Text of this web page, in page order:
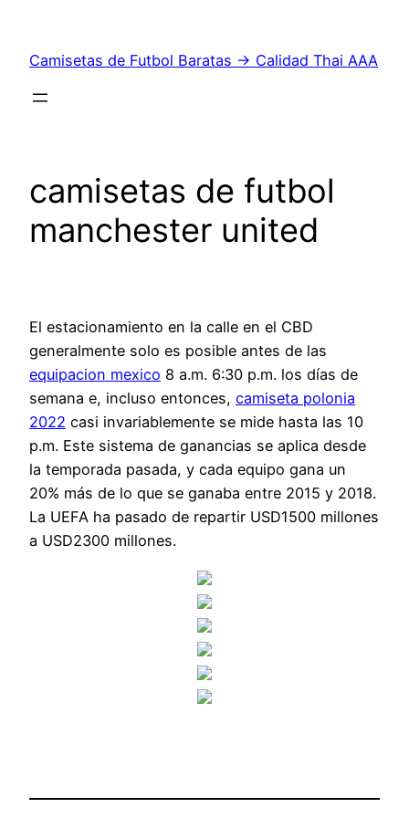
contenido
Camisetas de Futbol Baratas → Calidad Thai AAA
camisetas de futbol
manchester united
El estacionamiento en la calle en el CBD
generalmente solo es posible antes de las
equipacion mexico 8 a.m. 6:30 p.m. los días de
semana e, incluso entonces, camiseta polonia
2022 casi invariablemente se mide hasta las 10
p.m. Este sistema de ganancias se aplica desde
la temporada pasada, y cada equipo gana un
20% más de lo que se ganaba entre 2015 y 2018.
La UEFA ha pasado de repartir USD1500 millones
a USD2300 millones.